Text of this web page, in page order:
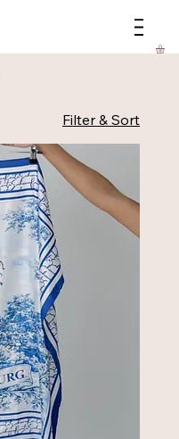
Filter & Sort